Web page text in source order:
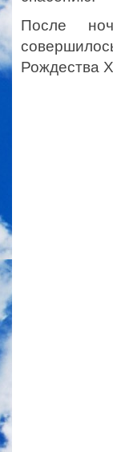
После
Рождества